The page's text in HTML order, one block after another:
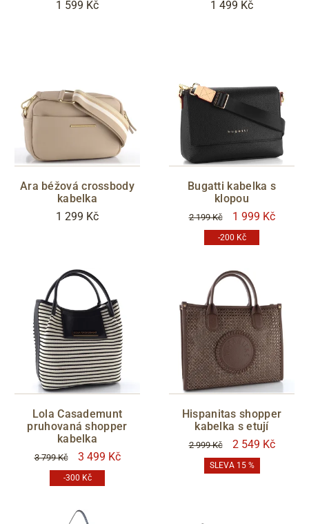
1 599 Kč 1 499 Kč
Ara béžová crossbody
kabelka
1 299 Kč
Bugatti kabelka s
klopou
2 199 Kč 1 999 Kč
-200 Kč
Lola Casademunt
pruhovaná shopper
kabelka
3 799 Kč 3 499 Kč
-300 Kč
Hispanitas shopper
kabelka s etují
2 999 Kč 2 549 Kč
SLEVA 15 %